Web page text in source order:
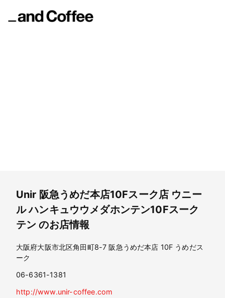
Unir 阪急うめだ本店10Fスーク店 ウニー
ル ハンキュウウメダホンテン10Fスーク
テン のお店情報
大阪府大阪市北区角田町8-7 阪急うめだ本店 10F うめだス
ーク
06-6361-1381
http://www.unir-coffee.com